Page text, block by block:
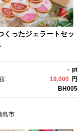
くったジェラートセッ
- pt
:
19,000 円
BH005
島市